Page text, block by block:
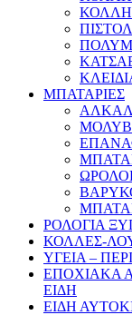
ΜΠΑΤΑΡΙΕΣ
ΡΟΛΟΓΙΑ
ΚΟΛΛΕΣ-
ΥΓΕΙΑ –
ΕΠΟΧΙΑΚΑ
ΕΙΔΗ
ΕΙΔΗ